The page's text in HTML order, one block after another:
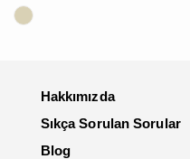
Hakkımızda
Sıkça Sorulan Sorular
Blog